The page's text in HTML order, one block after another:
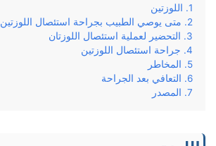
اللوزتين
متى يوصي الطبيب بجراحة استئصال اللوزتين
التحضير لعملية استئصال اللوزتان
جراحة استئصال اللوزتين
المخاطر
التعافي بعد الجراحة
المصدر